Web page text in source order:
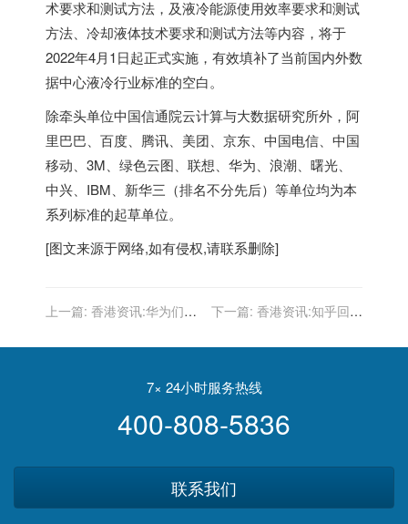
术要求和测试方法，及液冷能源使用效率要求和测试
方法、冷却液体技术要求和测试方法等内容，将于
2022年4月1日起正式实施，有效填补了当前国内外数
据中心液冷行业标准的空白。
除牵头单位中国信通院云计算与大数据研究所外，阿
里巴巴、百度、腾讯、美团、京东、中国电信、中国
移动、3M、绿色云图、联想、华为、浪潮、曙光、
中兴、IBM、新华三（排名不分先后）等单位均为本
系列标准的起草单位。
[图文来源于网络,如有侵权,请联系删除]
上一篇: 香港资讯:华为们的
宇宙？
下一篇: 香港资讯:知乎回应
消息
7× 24小时服务热线
400-808-5836
联系我们